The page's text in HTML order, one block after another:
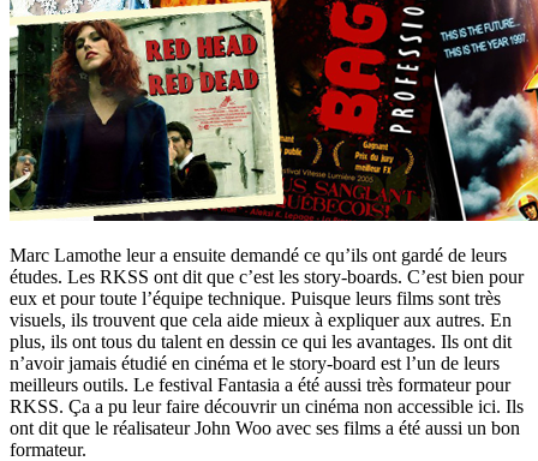
Marc Lamothe leur a ensuite demandé ce qu’ils ont gardé de leurs
études. Les RKSS ont dit que c’est les story-boards. C’est bien pour
eux et pour toute l’équipe technique. Puisque leurs films sont très
visuels, ils trouvent que cela aide mieux à expliquer aux autres. En
plus, ils ont tous du talent en dessin ce qui les avantages. Ils ont dit
n’avoir jamais étudié en cinéma et le story-board est l’un de leurs
meilleurs outils. Le festival Fantasia a été aussi très formateur pour
RKSS. Ça a pu leur faire découvrir un cinéma non accessible ici. Ils
ont dit que le réalisateur John Woo avec ses films a été aussi un bon
formateur.